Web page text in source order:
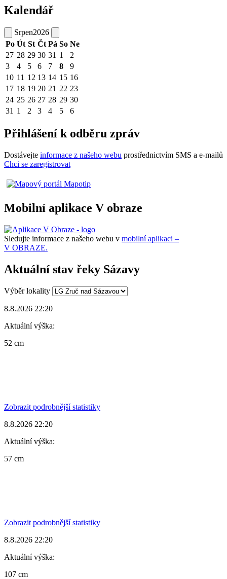
Kalendář
Srpen2026
Po Út St Čt Pá So Ne
27 28 29 30 31 1
2
3
4 5 6 7 8
9
10 11 12 13 14 15 16
17 18 19 20 21 22 23
24 25 26 27 28 29 30
31 1 2 3 4 5 6
Přihlášení k odběru zpráv
Dostávejte informace z našeho webu prostřednictvím SMS a e-mailů
Chci se zaregistrovat
Mobilní aplikace V obraze
Sledujte informace z našeho webu v mobilní aplikaci –
V OBRAZE.
Aktuální stav řeky Sázavy
Výběr lokality
8.8.2026 22:20
Aktuální výška:
52 cm
Zobrazit podrobnější statistiky
8.8.2026 22:20
Aktuální výška:
57 cm
Zobrazit podrobnější statistiky
8.8.2026 22:20
Aktuální výška:
107 cm